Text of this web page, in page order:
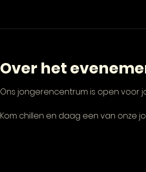
Over het
Ons jongerencentrum is open voor
Kom chillen en daag een van onze